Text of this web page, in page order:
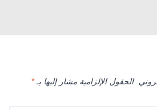
الحقول الإلزامية مشار إليها بـ*